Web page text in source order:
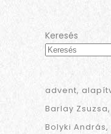
Keresés
advent
Barlay Zsuzsa
Bolyki András